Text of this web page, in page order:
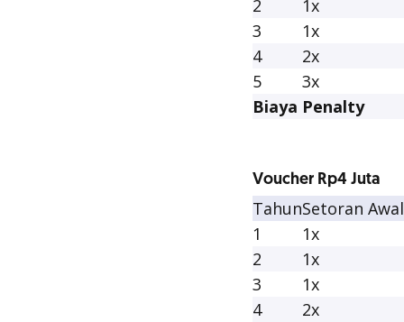
2
1x
3
1x
4
2x
5
3x
Biaya Penalty
Voucher Rp4 Juta
TahunSetoran Awal
1
1x
2
1x
3
1x
4
2x